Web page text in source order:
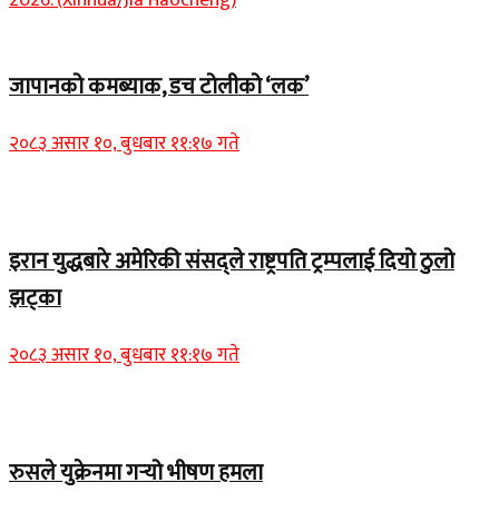
जापानको कमब्याक, डच टोलीको ‘लक’
२०८३ असार १०, बुधबार ११:१७ गते
इरान युद्धबारे अमेरिकी संसद्‌ले राष्ट्रपति ट्रम्पलाई दियो ठुलो
झट्का
२०८३ असार १०, बुधबार ११:१७ गते
रुसले युक्रेनमा गर्‍यो भीषण हमला